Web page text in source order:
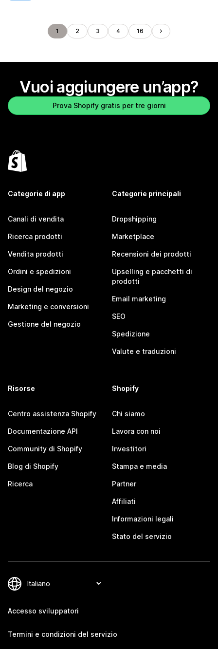
1 2 3 4 16
Vuoi aggiungere un’app?
Prova Shopify gratis per tre giorni
Categorie di app
Canali di vendita
Ricerca prodotti
Vendita prodotti
Ordini e spedizioni
Design del negozio
Marketing e conversioni
Gestione del negozio
Categorie principali
Dropshipping
Marketplace
Recensioni dei prodotti
Upselling e pacchetti di
prodotti
Email marketing
SEO
Spedizione
Valute e traduzioni
Risorse
Centro assistenza Shopify
Documentazione API
Community di Shopify
Blog di Shopify
Ricerca
Shopify
Chi siamo
Lavora con noi
Investitori
Stampa e media
Partner
Affiliati
Informazioni legali
Stato del servizio
Accesso sviluppatori
Termini e condizioni del servizio